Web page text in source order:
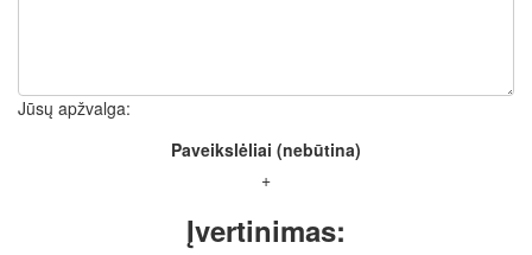
Jūsų apžvalga:
Paveikslėliai (nebūtina)
+
Įvertinimas: